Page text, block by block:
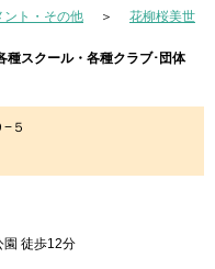
ント・その他 ＞ 花柳桜美世
種スクール・各種クラブ･団体
５
園 徒歩12分